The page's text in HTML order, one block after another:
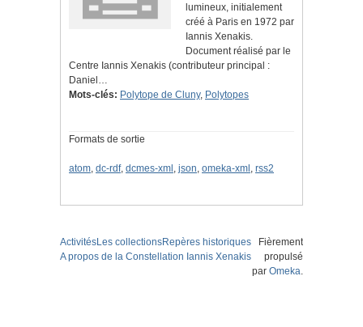
lumineux, initialement
créé à Paris en 1972 par
Iannis Xenakis.
Document réalisé par le
Centre Iannis Xenakis (contributeur principal :
Daniel…
Mots-clés: Polytope de Cluny, Polytopes
Formats de sortie
atom, dc-rdf, dcmes-xml , json, omeka-xml , rss2
ActivitésLes collectionsRepères historiques
A propos de la Constellation Iannis Xenakis
Fièrement
propulsé
par Omeka.